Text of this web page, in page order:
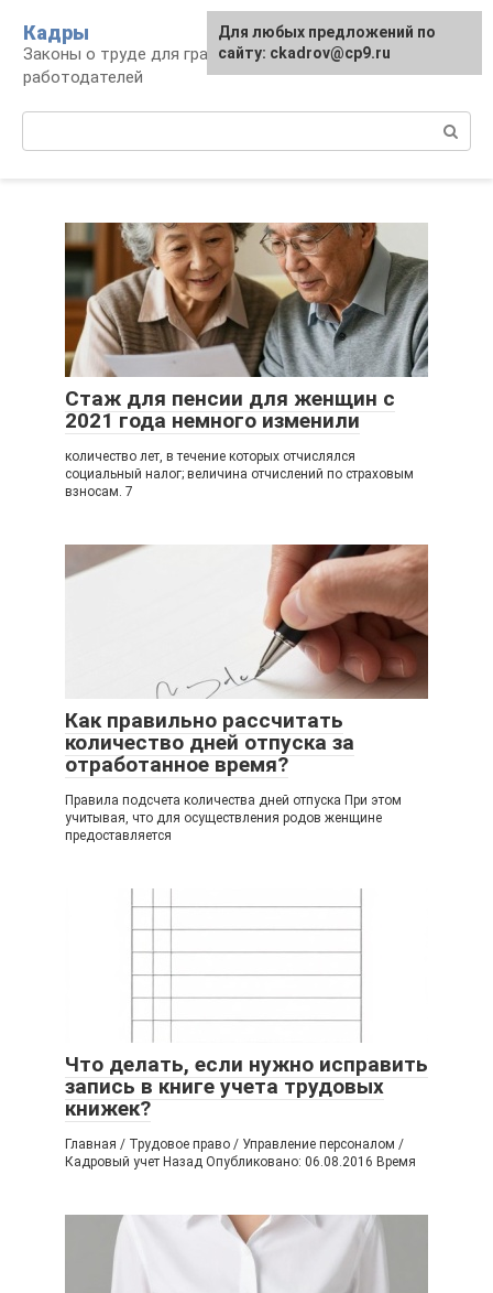
контенту
Кадры
Законы о труде для граждан и
работодателей
Стаж для пенсии для женщин с
2021 года немного изменили
количество лет, в течение которых отчислялся
социальный налог; величина отчислений по страховым
взносам. 7
Как правильно рассчитать
количество дней отпуска за
отработанное время?
Правила подсчета количества дней отпуска При этом
учитывая, что для осуществления родов женщине
предоставляется
Что делать, если нужно исправить
запись в книге учета трудовых
книжек?
Главная / Трудовое право / Управление персоналом /
Кадровый учет Назад Опубликовано: 06.08.2016 Время
Для любых предложений по
сайту: ckadrov@cp9.ru